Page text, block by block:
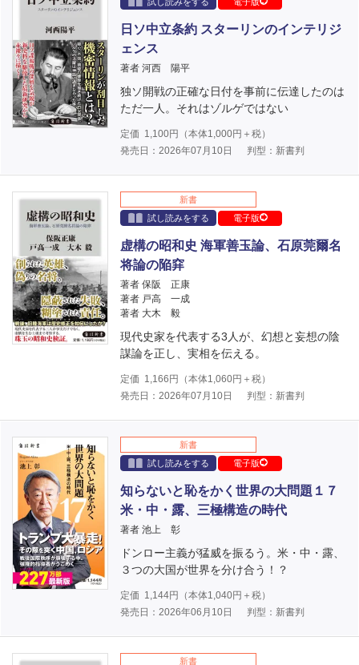
日ソ中立条約 スターリンのインテリジ
ェンス
著者 河西 陽平
独ソ開戦の正確な日付を事前に伝達したのは
ただ一人。それはゾルゲではない
定価 1,100円（本体1,000円＋税）
発売日：2026年07月10日
判型：新書判
新書
試し読みをする
電子版
虚構の昭和史 海軍善玉論、石原莞爾名
将論の陥穽
著者 保阪 正康
著者 戸高 一成
著者 大木 毅
現代史家を代表する3人が、幻想と妄想の陰
謀論を正し、実相を伝える。
定価 1,166 円（本体1,060円＋税）
発売日：2026年07月10日
判型：新書判
新書
試し読みをする
電子版
知らないと恥をかく世界の大問題１７
米・中・露、三極構造の時代
著者 池上 彰
ドンロー主義が猛威を振るう。米・中・露、
３つの大国が世界を分け合う！？
定価 1,144円（本体1,040円＋税）
発売日：2026年06月10日
判型：新書判
新書